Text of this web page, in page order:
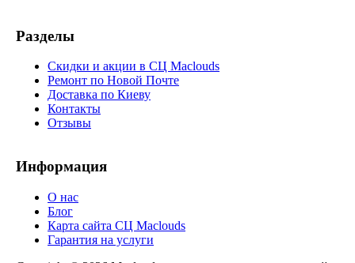
Разделы
Скидки и акции в СЦ Maclouds
Ремонт по Новой Почте
Доставка по Киеву
Контакты
Отзывы
Информация
О нас
Блог
Карта сайта СЦ Maclouds
Гарантия на услуги